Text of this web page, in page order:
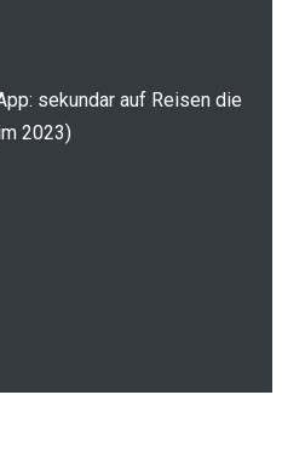
sekundar auf Reisen die
2023)